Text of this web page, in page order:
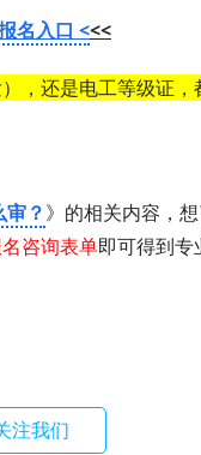
名入口 <<<
，还是电工等级证
？》的相关内容，
咨询表单即可得到
注我们